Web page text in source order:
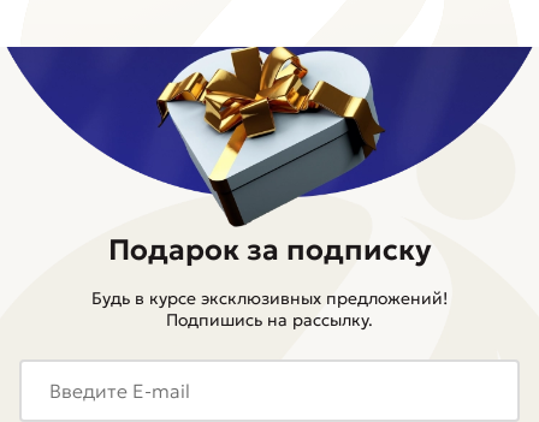
Подарок за подписку
Будь в курсе эксклюзивных предложений!
Подпишись на рассылку.